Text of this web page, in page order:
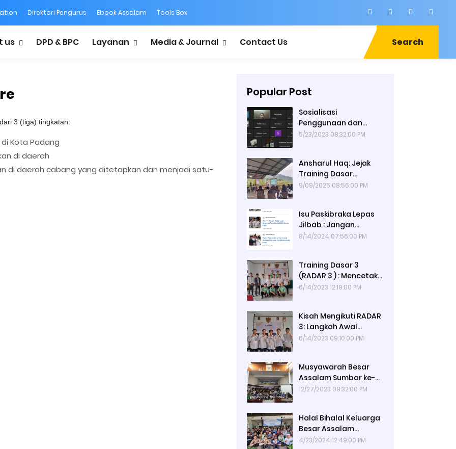
Direktori Pengurus Ebook Assalam Tools Box
us DPD & BPC Layanan Media & Journal Contact Us Search
3 (tiga) tingkatan:
Kota Padang
di daerah
di daerah cabang yang ditetapkan dan menjadi satu-
Popular Post
Sosialisasi
Penggunaan dan
Launching Website
5/23/2023 08:32:00 PM
Ansharul Haq: Jejak
Training Dasar
(RADAR) 3 Assalam
Pemuda,
Mengguncang Dunia
9/09/2025 08:56:00 PM
Isu Paskibraka Lepas
Jilbab : Jangan
Diamkan!!!
8/14/2024 07:56:00 PM
Training Dasar 3
(RADAR 3 ) : Mencetak
Pemimpin Rabbani
6/14/2023 12:19:00 PM
Kisah Mengikuti RADAR
3: Langkah Awal
Dobrakan Pelajar
6/14/2023 09:10:00 PM
Musyawarah Besar
Assalam Sumbar ke-
XXIV: Estafet Dakwah
12/27/2023 09:32:00 PM
Halal Bihalal Keluarga
Besar Assalam
Sumbar 2024
4/23/2024 12:49:00 PM